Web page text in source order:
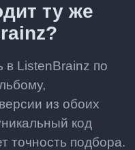
ту же
в ListenBrainz по
из обоих
код
точность подбора.